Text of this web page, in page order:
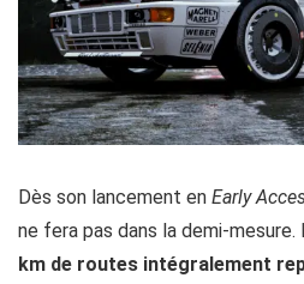
Dès son lancement en Early
ne fera pas dans la demi-
km de routes intégralement